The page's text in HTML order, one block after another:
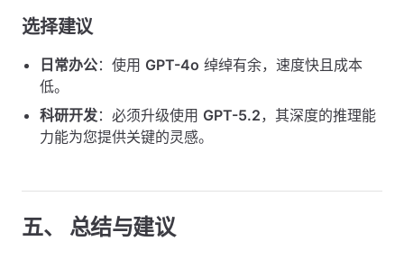
选择建议
日常办公：使用 GPT-4o 绰绰有余，速度快且成本
低。
科研开发：必须升级使用 GPT-5.2，其深度的推理能
力能为您提供关键的灵感。
五、 总结与建议